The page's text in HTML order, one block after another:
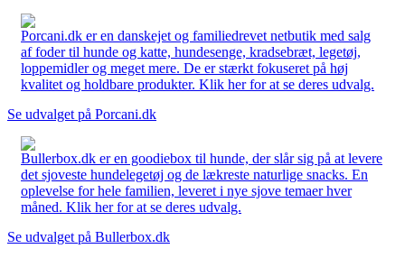
Porcani.dk er en danskejet og familiedrevet netbutik med salg
af foder til hunde og katte, hundesenge, kradsebræt, legetøj,
loppemidler og meget mere. De er stærkt fokuseret på høj
kvalitet og holdbare produkter. Klik her for at se deres udvalg.
Se udvalget på Porcani.dk
Bullerbox.dk er en goodiebox til hunde, der slår sig på at levere
det sjoveste hundelegetøj og de lækreste naturlige snacks. En
oplevelse for hele familien, leveret i nye sjove temaer hver
måned. Klik her for at se deres udvalg.
Se udvalget på Bullerbox.dk